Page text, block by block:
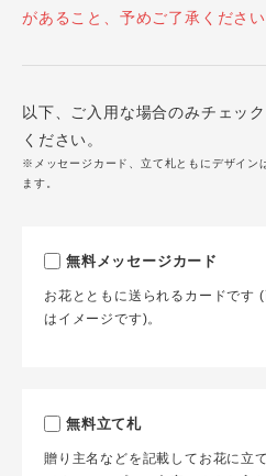
があること、予めご了承ください
以下、ご入用な場合のみチェッ
ください。
※メッセージカード、立て札ともにデザイン
ます。
無料メッセージカード
お花とともに送られるカードです (
はイメージです)。
無料立て札
贈り主名などを記載してお花に立